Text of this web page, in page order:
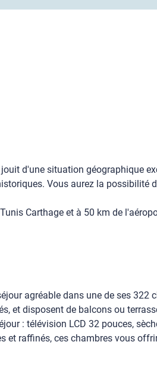
jouit d'une situation géographique
Vous aurez la
Carthage et à 50 km de
agréable dans une de ses
et disposent de balcons ou
: télévision LCD 32 pouces,
raffinés, ces chambres vous